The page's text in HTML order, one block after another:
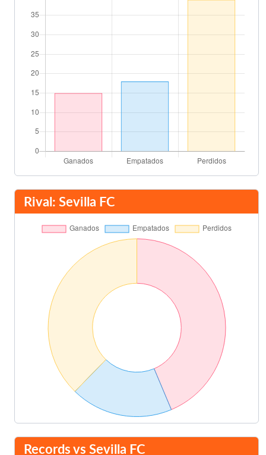
Antoñito
84'
Choya
89'
Final del partido
Rival: Sevilla FC
Records vs Sevilla FC